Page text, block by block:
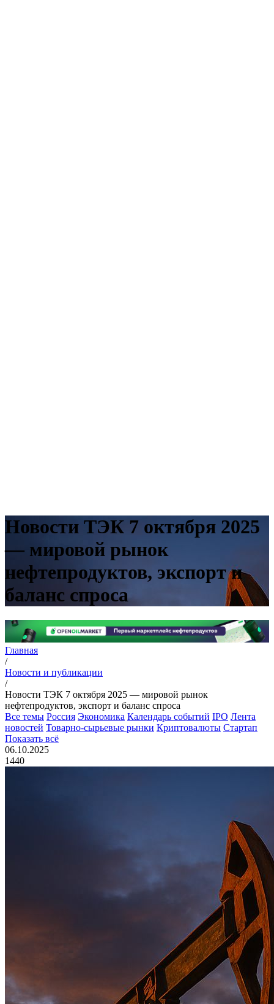
Новости ТЭК 7 октября 2025
— мировой рынок
нефтепродуктов, экспорт и
баланс спроса
Главная
/
Новости и публикации
/
Новости ТЭК 7 октября 2025 — мировой рынок
нефтепродуктов, экспорт и баланс спроса
Все темы Россия Экономика Календарь событий IPO Лента
новостей Товарно-сырьевые рынки Криптовалюты Стартап
Показать всё
06.10.2025
1440